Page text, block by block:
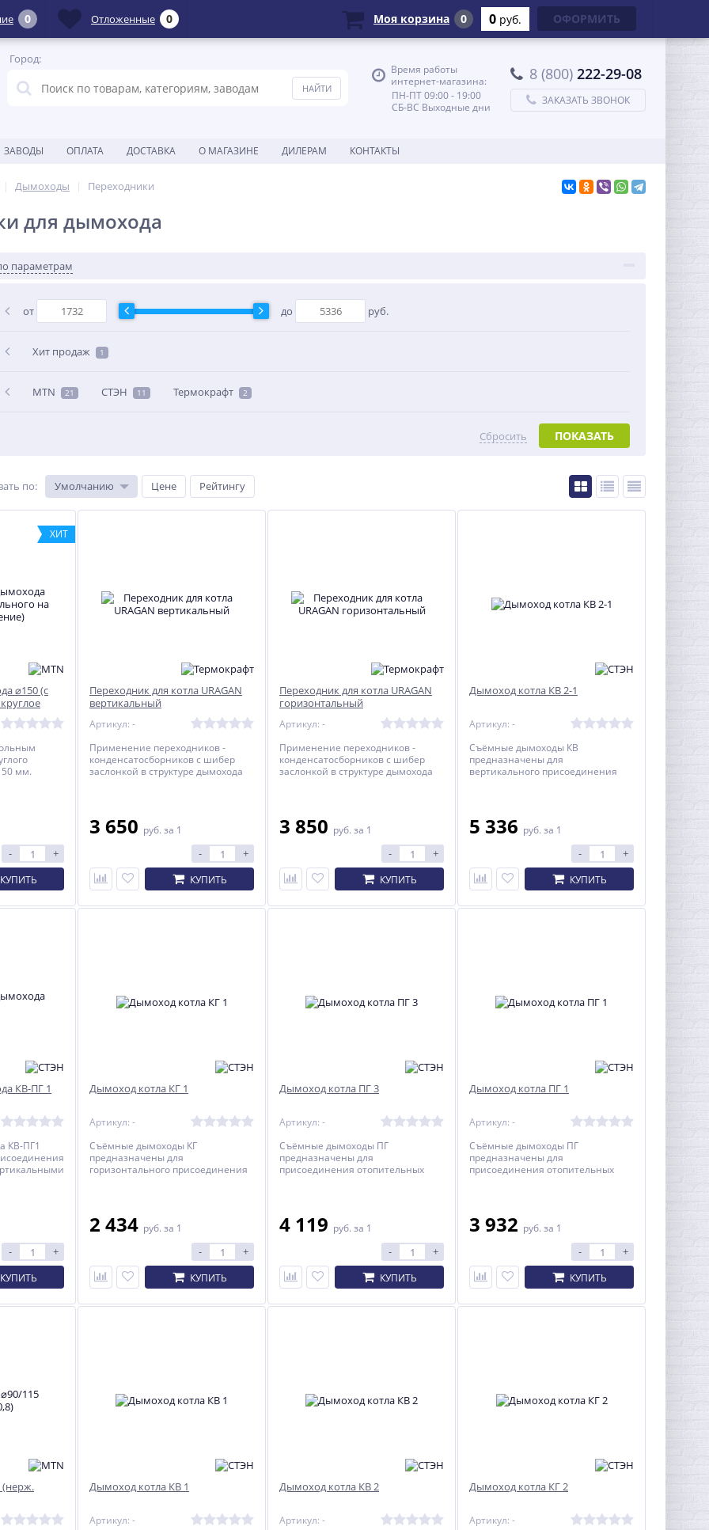
Город:
Время работы
интернет-магазина:
ПН-ПТ 09:00 - 19:00
СБ-ВС Выходные дни
8 (800) 222-29-08
ЗАКАЗАТЬ ЗВОНОК
ЗАВОДЫ ОПЛАТА ДОСТАВКА О МАГАЗИНЕ ДИЛЕРАМ КОНТАКТЫ
% %
Пульт управления для
%
ТЭН ИЮТЕ 681817.105 (1,5
Дымоходы Переходники
для дымохода
параметрам
от до руб.
Хит продаж 1
MTN 21 СТЭН 11 Термокрафт 2
ПОКАЗАТЬ
Сбросить
по: Умолчанию Цене Рейтингу
ХИТ
⌀150 (с
мм.
- +
КУПИТЬ
Переходник для котла URAGAN
вертикальный
Артикул: -
Применение переходников -
конденсатосборников с шибер
заслонкой в структуре дымохода
3 650 руб. за 1
- +
КУПИТЬ
Переходник для котла URAGAN
горизонтальный
Артикул: -
Применение переходников -
конденсатосборников с шибер
заслонкой в структуре дымохода
3 850 руб. за 1
- +
КУПИТЬ
Дымоход котла КВ 2-1
Артикул: -
Съёмные дымоходы КВ
предназначены для
вертикального присоединения
5 336 руб. за 1
- +
КУПИТЬ
КВ-ПГ 1
КВ-ПГ1
- +
КУПИТЬ
Дымоход котла КГ 1
Артикул: -
Съёмные дымоходы КГ
предназначены для
горизонтального присоединения
2 434 руб. за 1
- +
КУПИТЬ
Дымоход котла ПГ 3
Артикул: -
Съёмные дымоходы ПГ
предназначены для
присоединения отопительных
4 119 руб. за 1
- +
КУПИТЬ
Дымоход котла ПГ 1
Артикул: -
Съёмные дымоходы ПГ
предназначены для
присоединения отопительных
3 932 руб. за 1
- +
КУПИТЬ
(нерж.
Дымоход котла КВ 1
Артикул: -
Дымоход котла КВ 2
Артикул: -
Дымоход котла КГ 2
Артикул: -
0 Отложенные 0 Моя корзина 0 0 руб. ОФОРМИТЬ